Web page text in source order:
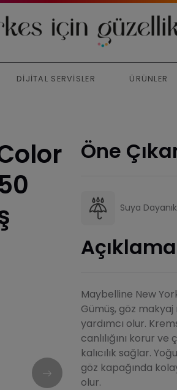
DIJITAL SERVISLER ÜRÜNLER
Öne
Suya
Maybelline New
Gümüş, göz
yardımcı olur.
canlılığını korur ve
kalıcılık sağlar.
göz kapağında
olur.